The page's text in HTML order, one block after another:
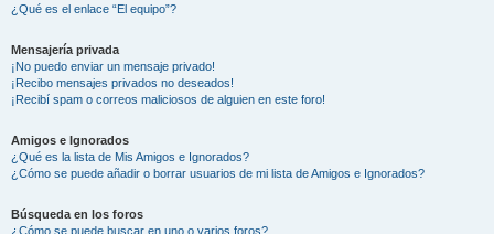
¿Qué es el enlace “El equipo”?
Mensajería privada
¡No puedo enviar un mensaje privado!
¡Recibo mensajes privados no deseados!
¡Recibí spam o correos maliciosos de alguien en este foro!
Amigos e Ignorados
¿Qué es la lista de Mis Amigos e Ignorados?
¿Cómo se puede añadir o borrar usuarios de mi lista de Amigos e Ignorados?
Búsqueda en los foros
¿Cómo se puede buscar en uno o varios foros?